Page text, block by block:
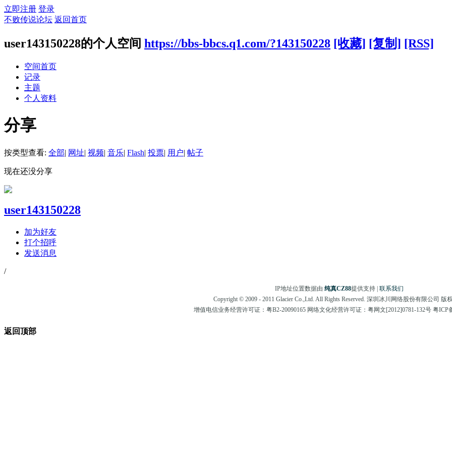
立即注册 登录
不败传说论坛 返回首页
user143150228的个人空间 https://bbs-bbcs.q1.com/?143150228 [收藏] [复制] [RSS]
空间首页
记录
主题
个人资料
分享
按类型查看: 全部| 网址| 视频| 音乐| Flash| 投票| 用户| 帖子
现在还没分享
user143150228
加为好友
打个招呼
发送消息
/
IP地址位置数据由 纯真CZ88提供支持 | 联系我们
Copyright © 2009 - 2011 Glacier Co.,Ltd. All Rights Reserved. 深圳冰川网络股份有限公司 版
增值电信业务经营许可证：粤B2-20090165 网络文化经营许可证：粤网文[2012]0781-132号 粤ICP
返回顶部